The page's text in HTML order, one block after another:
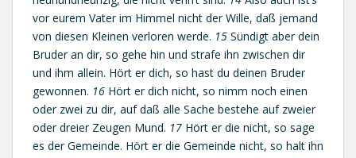
vor eurem Vater im Himmel nicht der Wille, daß jemand
von diesen Kleinen verloren werde. 15 Sündigt aber dein
Bruder an dir, so gehe hin und strafe ihn zwischen dir
und ihm allein. Hört er dich, so hast du deinen Bruder
gewonnen. 16 Hört er dich nicht, so nimm noch einen
oder zwei zu dir, auf daß alle Sache bestehe auf zweier
oder dreier Zeugen Mund. 17 Hört er die nicht, so sage
es der Gemeinde. Hört er die Gemeinde nicht, so halt ihn